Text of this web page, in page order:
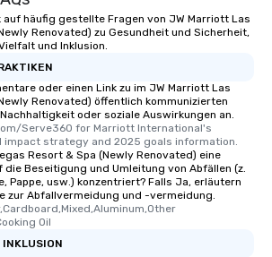
auf häufig gestellte Fragen von JW Marriott Las
Renovated) zu Gesundheit und Sicherheit,
und Inklusion.
oder einen Link zu im JW Marriott Las
Renovated) öffentlich kommunizierten
oder soziale Auswirkungen an.
Serve360 for Marriott International's
impact strategy and 2025 goals information.
Resort & Spa (Newly Renovated) eine
Beseitigung und Umleitung von Abfällen (z.
Pappe, usw.) konzentriert? Falls Ja, erläutern
zur Abfallvermeidung und -vermeidung.
Oil
INKLUSION